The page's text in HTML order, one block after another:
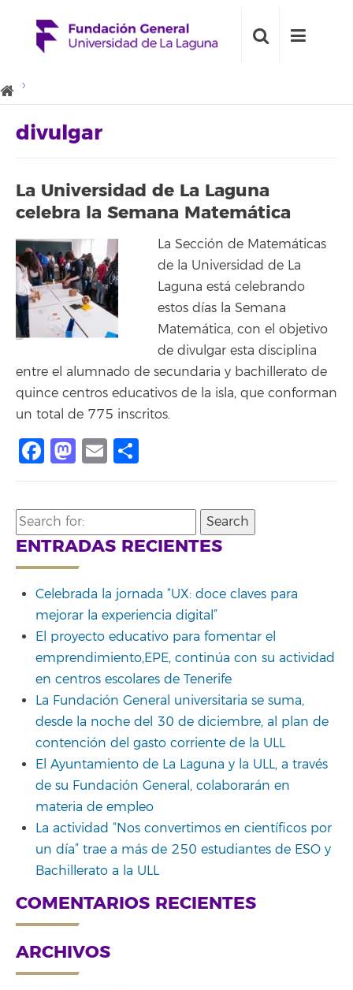
divulgar
La Universidad de La Laguna
celebra la Semana Matemática
La Sección de Matemáticas
de la Universidad de La
Laguna está celebrando
estos días la Semana
Matemática, con el objetivo
de divulgar esta disciplina
entre el alumnado de secundaria y bachillerato de
quince centros educativos de la isla, que conforman
un total de 775 inscritos.
Facebook
Mastodon
Email
Search
for:
ENTRADAS RECIENTES
Celebrada la jornada “UX: doce claves para
mejorar la experiencia digital”
El proyecto educativo para fomentar el
emprendimiento,EPE, continúa con su actividad
en centros escolares de Tenerife
La Fundación General universitaria se suma,
desde la noche del 30 de diciembre, al plan de
contención del gasto corriente de la ULL
El Ayuntamiento de La Laguna y la ULL, a través
de su Fundación General, colaborarán en
materia de empleo
La actividad “Nos convertimos en científicos por
un día” trae a más de 250 estudiantes de ESO y
Bachillerato a la ULL
COMENTARIOS RECIENTES
ARCHIVOS